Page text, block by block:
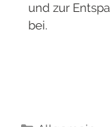
und zur
bei.